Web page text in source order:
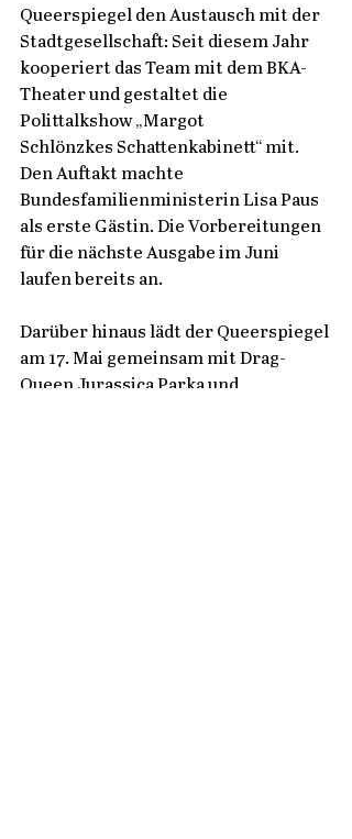
Queerspiegel den Austausch mit der
Stadtgesellschaft: Seit diesem Jahr
kooperiert das Team mit dem BKA-
Theater und gestaltet die
Polittalkshow „Margot
Schlönzkes Schattenkabinett“ mit.
Den Auftakt machte
Bundesfamilienministerin Lisa Paus
als erste Gästin. Die Vorbereitungen
für die nächste Ausgabe im Juni
laufen bereits an.
Darüber hinaus lädt der Queerspiegel
am 17. Mai gemeinsam mit Drag-
Queen Jurassica Parka und